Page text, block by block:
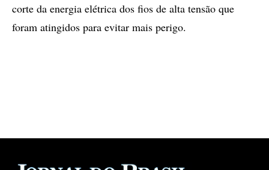
corte da energia elétrica dos fios de alta tensão que
foram atingidos para evitar mais perigo.